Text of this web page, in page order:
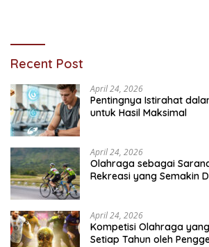
Recent Post
April 24, 2026
Pentingnya Istirahat
untuk Hasil Maksimal
April 24, 2026
Olahraga sebagai
Rekreasi yang Semakin
April 24, 2026
Kompetisi Olahraga
Setiap Tahun oleh